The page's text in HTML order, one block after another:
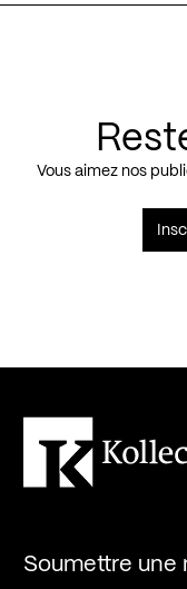
Vous aimez nos
Soumettre une